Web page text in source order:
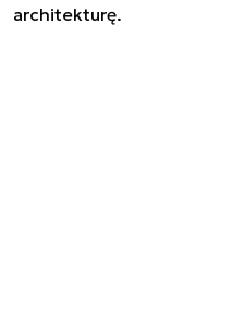
architekturę.